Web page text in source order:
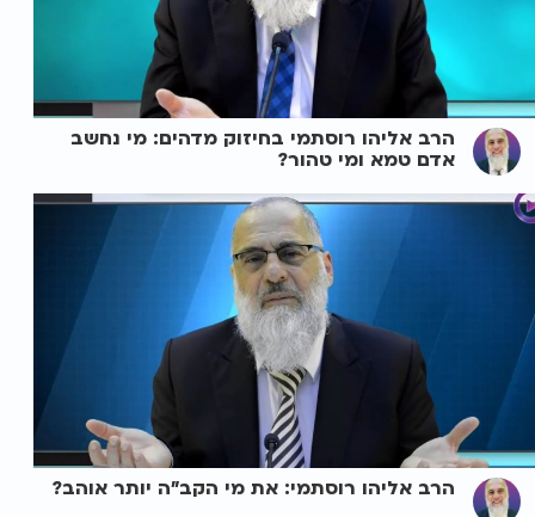
הרב אליהו רוסתמי בחיזוק מדהים: מי נחשב
אדם טמא ומי טהור?
הרב אליהו רוסתמי: את מי הקב"ה יותר אוהב?